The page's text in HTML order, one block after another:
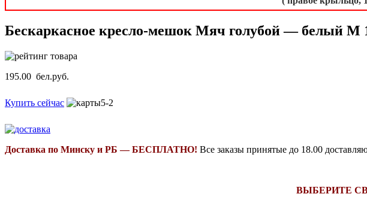
Бескаркасное кресло-мешок Мяч голубой — белый М
195.00 бел.руб.
Купить сейчас
Доставка по Минску и РБ — БЕСПЛАТНО! Все заказы принятые до 18.00
ВЫБЕРИТЕ